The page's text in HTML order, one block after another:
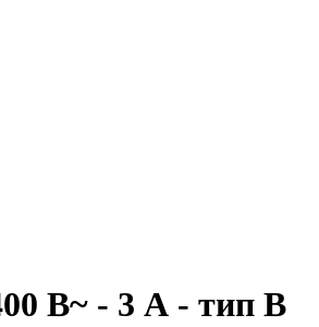
В~ - 3 А - тип B